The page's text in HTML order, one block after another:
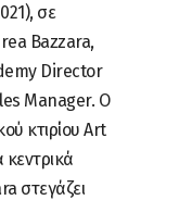
σε
Bazzara,
Director
Manager. Ο
κτιρίου Art
στεγάζει